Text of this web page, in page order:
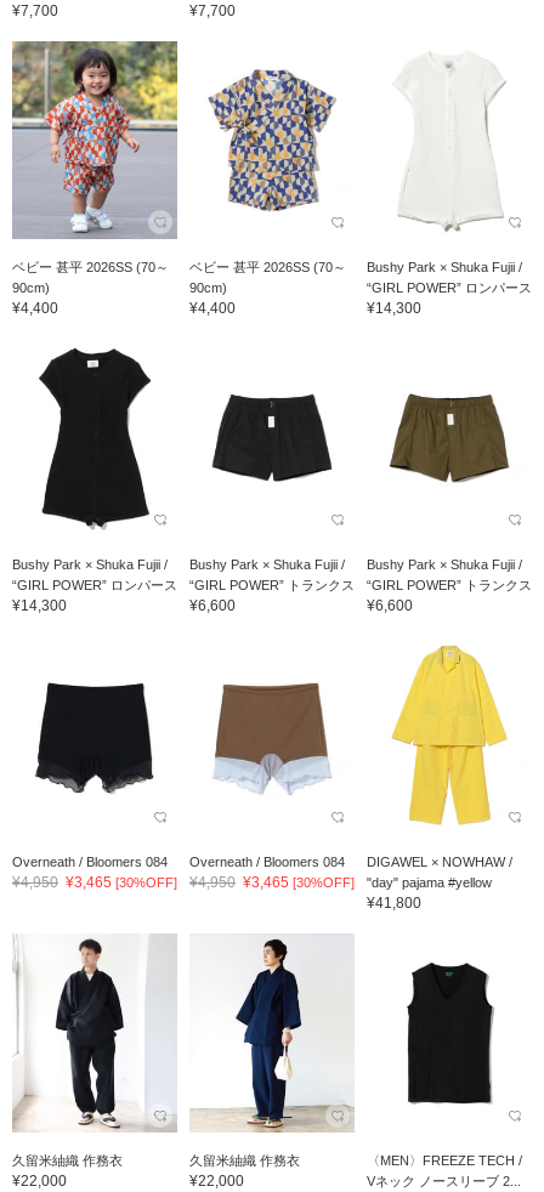
¥7,700 ¥7,700
ベビー 甚平 2026SS (70～
90cm)
¥4,400
ベビー 甚平 2026SS (70～
90cm)
¥4,400
Bushy Park × Shuka Fujii /
“GIRL POWER” ロンパース
¥14,300
Bushy Park × Shuka Fujii /
“GIRL POWER” ロンパース
¥14,300
Bushy Park × Shuka Fujii /
“GIRL POWER” トランクス
¥6,600
Bushy Park × Shuka Fujii /
“GIRL POWER” トランクス
¥6,600
Overneath / Bloomers 084
¥4,950 ¥3,465 [30%OFF]
Overneath / Bloomers 084
¥4,950 ¥3,465 [30%OFF]
DIGAWEL × NOWHAW /
"day" pajama #yellow
¥41,800
久留米紬織 作務衣
¥22,000
久留米紬織 作務衣
¥22,000
〈MEN〉FREEZE TECH /
Vネック ノースリーブ 2...